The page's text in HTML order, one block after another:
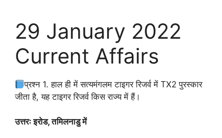
29 January 2022
Current Affairs
प्रश्न 1. हाल ही में सत्यमंगलम टाइगर रिजर्व में TX2 पुरस्कार
जीता है, यह टाइगर रिजर्व किस राज्य में हैं।
उत्तरः इरोड, तमिलनाडु में